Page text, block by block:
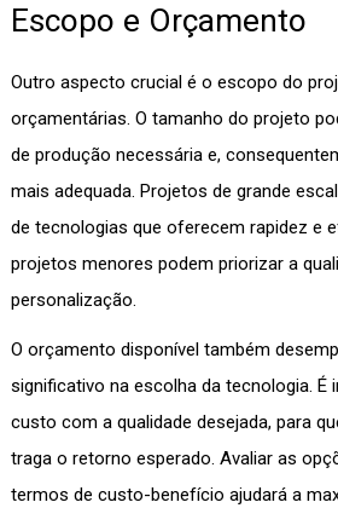
Escopo e Orçamento
Outro aspecto crucial é o escopo do
orçamentárias. O tamanho do projeto
de produção necessária e,
mais adequada. Projetos de grande
de tecnologias que oferecem rapidez e
projetos menores podem priorizar a
personalização.
O orçamento disponível também
significativo na escolha da tecnologia. É
custo com a qualidade desejada, para
traga o retorno esperado. Avaliar as
termos de custo-benefício ajudará a